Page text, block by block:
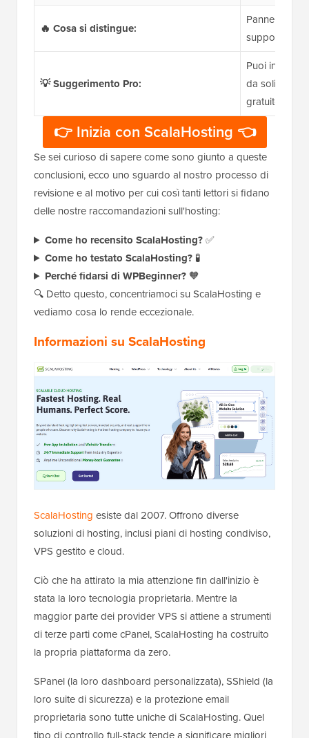
🔥 Cosa si distingue:
Pannello di
supporto
💡 Suggerimento Pro:
Puoi iniziare
da soli
gratuito,
👉 Inizia con ScalaHosting 👈
Se sei curioso di sapere come sono giunto a queste
conclusioni, ecco uno sguardo al nostro processo di
revisione e al motivo per cui così tanti lettori si fidano
delle nostre raccomandazioni sull'hosting:
Come ho recensito ScalaHosting?✅
Come ho testato ScalaHosting?🧪
Perché fidarsi di WPBeginner?🧡
🔍 Detto questo, concentriamoci su ScalaHosting e
vediamo cosa lo rende eccezionale.
Informazioni su ScalaHosting
ScalaHosting esiste dal 2007. Offrono diverse
soluzioni di hosting, inclusi piani di hosting condiviso,
VPS gestito e cloud.
Ciò che ha attirato la mia attenzione fin dall'inizio è
stata la loro tecnologia proprietaria. Mentre la
maggior parte dei provider VPS si attiene a strumenti
di terze parti come cPanel, ScalaHosting ha costruito
la propria piattaforma da zero.
SPanel (la loro dashboard personalizzata), SShield (la
loro suite di sicurezza) e la protezione email
proprietaria sono tutte uniche di ScalaHosting. Quel